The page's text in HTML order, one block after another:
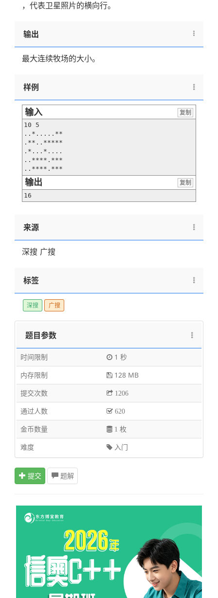
，代表卫星照片的横向行。
输出
最大连续牧场的大小。
样例
输入
复制
10 5
..*.....**
.**..*****
.*...*....
..****.***
..****.***
输出
复制
16
来源
深搜 广搜
标签
深搜 广搜
题目参数
时间限制
1 秒
内存限制
128 MB
提交次数
1206
通过人数 620
金币数量 1 枚
难度 入门
提交 题解